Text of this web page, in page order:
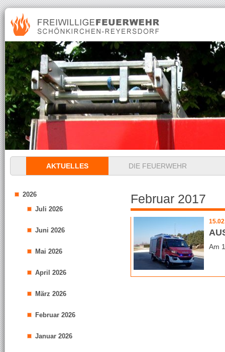
Navigation
überspringenAKTUELLES DIE FEUERWEHR
2026
Juli 2026
Juni 2026
Mai 2026
April 2026
März 2026
Februar 2026
Januar 2026
Februar 2017
Am